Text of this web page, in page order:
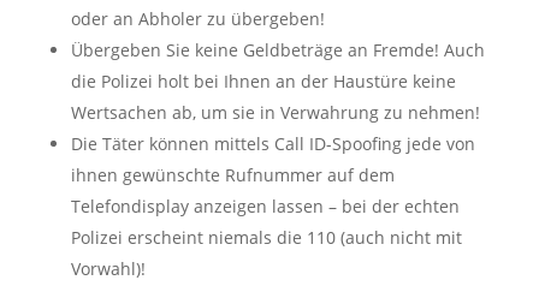
oder an Abholer zu übergeben!
Übergeben Sie keine Geldbeträge an Fremde! Auch
die Polizei holt bei Ihnen an der Haustüre keine
Wertsachen ab, um sie in Verwahrung zu nehmen!
Die Täter können mittels Call ID-Spoofing jede von
ihnen gewünschte Rufnummer auf dem
Telefondisplay anzeigen lassen – bei der echten
Polizei erscheint niemals die 110 (auch nicht mit
Vorwahl)!